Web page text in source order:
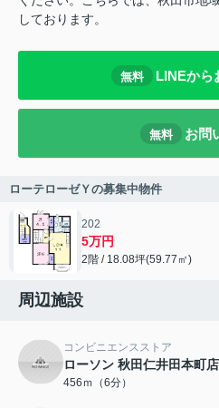
しております。
無料 LINEから
無料 お問
ローテローゼＹの募集中物件
202
5万円
2階 / 18.08坪(59.77㎡)
周辺施設
コンビニエンスストア
ローソン 秋田仁井田本町店
456ｍ（6分）